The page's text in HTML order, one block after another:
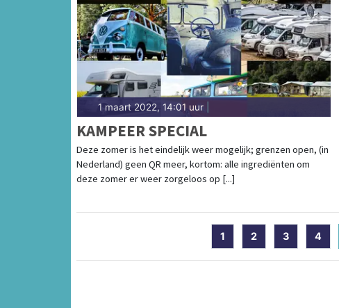
1 maart 2022, 14:01 uur
KAMPEER SPECIAL
Deze zomer is het eindelijk weer mogelijk; grenzen open, (in
Nederland) geen QR meer, kortom: alle ingrediënten om
deze zomer er weer zorgeloos op [...]
1 2 3 4